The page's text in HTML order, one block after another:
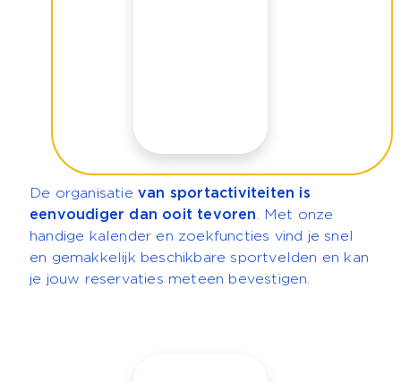
De organisatie van sportactiviteiten is
eenvoudiger dan ooit tevoren. Met onze
handige kalender en zoekfuncties vind je snel
en gemakkelijk beschikbare sportvelden en kan
je jouw reservaties meteen bevestigen.